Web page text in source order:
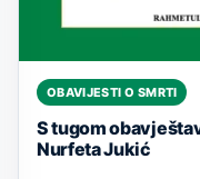
OBAVIJESTI O SMRTI
S tugom
Nurfeta Jukić